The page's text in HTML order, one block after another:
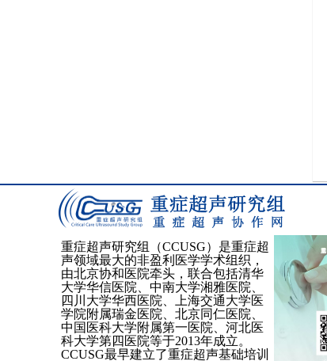
重症超声研究组（CCUSG）是重症超
声领域最大的非盈利医学学术组织，
由北京协和医院牵头，联合包括清华
大学华信医院、中南大学湘雅医院、
四川大学华西医院、上海交通大学医
学院附属瑞金医院、北京同仁医院、
中国医科大学附属第一医院、河北医
科大学第四医院等于2013年成立。
CCUSG最早建立了重症超声基础培训